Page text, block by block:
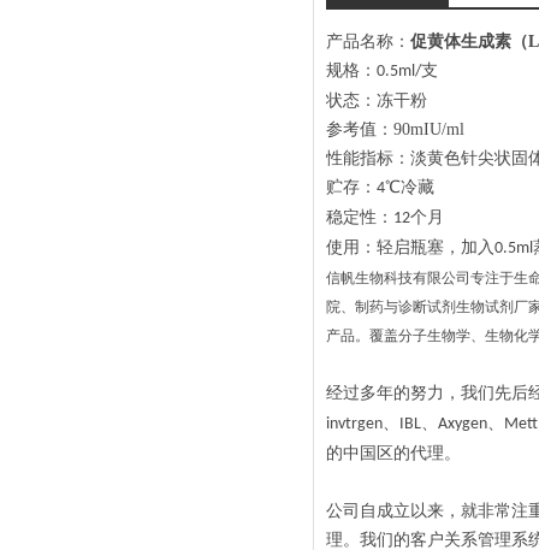
产品名称： 促黄体生成素（
规格： 0.5ml/支
状态：冻干粉
参考值：90mIU/ml
性能指标：淡黄色针尖状固
贮存： 4℃冷藏
稳定性： 12个月
使用：轻启瓶塞，加入0.5ml
信帆生物科技有限公司专注于生
院、制药与诊断试剂生物试剂厂
产品。覆盖分子生物学、生物化
经过多年的努力，我们先后
invtrgen、 IBL、 Axygen、
的中国区的代理。
公司自成立以来，就非常注
理。我们的客户关系管理系